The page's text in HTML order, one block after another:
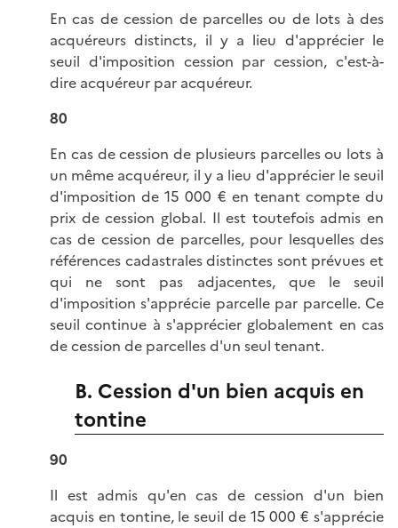
En cas de cession de parcelles ou de lots à des
acquéreurs distincts, il y a lieu d'apprécier le
seuil d'imposition cession par cession, c'est-à-
dire acquéreur par acquéreur.
80
En cas de cession de plusieurs parcelles ou lots à
un même acquéreur, il y a lieu d'apprécier le seuil
d'imposition de 15 000 € en tenant compte du
prix de cession global. Il est toutefois admis en
cas de cession de parcelles, pour lesquelles des
références cadastrales distinctes sont prévues et
qui ne sont pas adjacentes, que le seuil
d'imposition s'apprécie parcelle par parcelle. Ce
seuil continue à s'apprécier globalement en cas
de cession de parcelles d'un seul tenant.
B. Cession d'un bien acquis en
tontine
90
Il est admis qu'en cas de cession d'un bien
acquis en tontine, le seuil de 15 000 € s'apprécie